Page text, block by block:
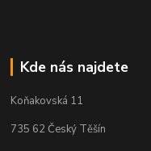
Kde nás najdete
Koňakovská 11
735 62 Český Těšín